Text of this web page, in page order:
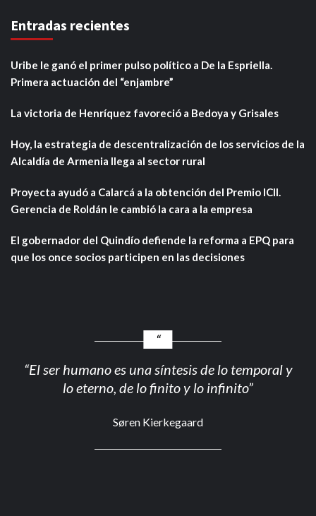
Entradas recientes
Uribe le ganó el primer pulso político a De la Espriella.
Primera actuación del “enjambre”
La victoria de Henríquez favoreció a Bedoya y Grisales
Hoy, la estrategia de descentralización de los servicios de la
Alcaldía de Armenia llega al sector rural
Proyecta ayudó a Calarcá a la obtención del Premio ICII.
Gerencia de Roldán le cambió la cara a la empresa
El gobernador del Quindío defiende la reforma a EPQ para
que los once socios participen en las decisiones
“El ser humano es una síntesis de lo temporal y
lo eterno, de lo finito y lo infinito”
Søren Kierkegaard